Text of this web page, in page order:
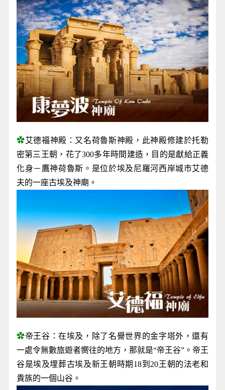
✿艾德福神殿：又名荷魯斯神殿，此神殿修建於托勒
密第三王朝，花了300多年時間建造，目的是獻給正義
化身－鷹神荷魯斯。是位於埃及尼羅河西岸城市艾德
夫的一座古埃及神廟。
✿帝王谷：在埃及，除了名譽世界的金字塔外，還有
一處令無數旅遊者嚮往的地方，那就是“帝王谷”。帝王
谷是埃及埋葬古埃及新王朝時期18到20王朝的法老和
貴族的一個山谷。